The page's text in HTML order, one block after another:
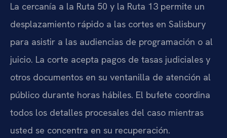
La cercanía a la Ruta 50 y la Ruta 13 permite un
desplazamiento rápido a las cortes en Salisbury
para asistir a las audiencias de programación o al
juicio. La corte acepta pagos de tasas judiciales y
otros documentos en su ventanilla de atención al
público durante horas hábiles. El bufete coordina
todos los detalles procesales del caso mientras
usted se concentra en su recuperación.